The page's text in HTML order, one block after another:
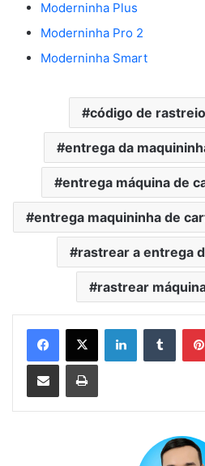
Moderninha Plus
Moderninha Pro 2
Moderninha Smart
código de
entrega da
entrega máquina de
entrega maquininha de
rastrear a entrega
rastrear
Linkedin
Compartilhar via e-mail Imprimir